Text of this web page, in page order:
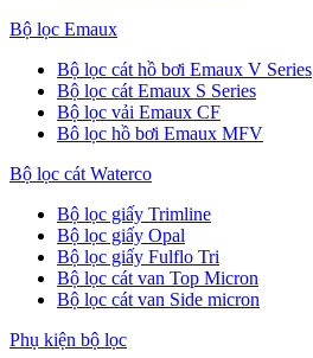
Bộ lọc Emaux
Bộ lọc cát hồ bơi Emaux V Series
Bộ lọc cát Emaux S Series
Bộ lọc vải Emaux CF
Bô lọc hồ bơi Emaux MFV
Bộ lọc cát Waterco
Bộ lọc giấy Trimline
Bộ lọc giấy Opal
Bộ lọc giấy Fulflo Tri
Bộ lọc cát van Top Micron
Bộ lọc cát van Side micron
Phụ kiện bộ lọc